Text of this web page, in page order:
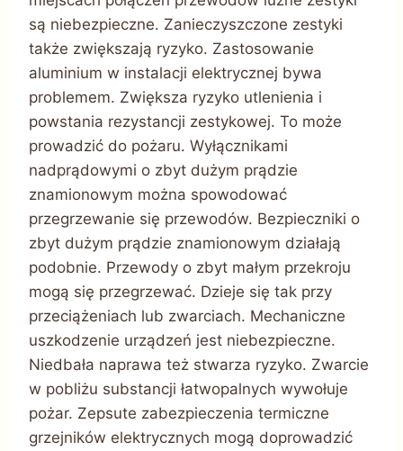
są niebezpieczne. Zanieczyszczone zestyki
także zwiększają ryzyko. Zastosowanie
aluminium w instalacji elektrycznej bywa
problemem. Zwiększa ryzyko utlenienia i
powstania rezystancji zestykowej. To może
prowadzić do pożaru. Wyłącznikami
nadprądowymi o zbyt dużym prądzie
znamionowym można spowodować
przegrzewanie się przewodów. Bezpieczniki o
zbyt dużym prądzie znamionowym działają
podobnie. Przewody o zbyt małym przekroju
mogą się przegrzewać. Dzieje się tak przy
przeciążeniach lub zwarciach. Mechaniczne
uszkodzenie urządzeń jest niebezpieczne.
Niedbała naprawa też stwarza ryzyko. Zwarcie
w pobliżu substancji łatwopalnych wywołuje
pożar. Zepsute zabezpieczenia termiczne
grzejników elektrycznych mogą doprowadzić